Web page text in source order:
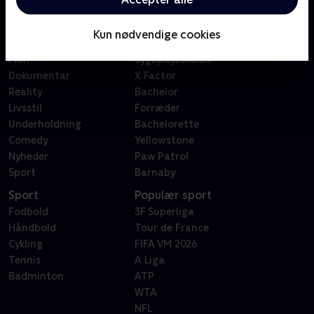
Kun nødvendige cookies
Kategorier
Film
Dokumentar
Reality
Livsstil
Underholdning
Comedy
Nyheder
Sport
Badehotellet
Sygeplejeskolen
X Factor
Bachelor
Forræder
Bachelorette
Yellowstone
Paw Patrol
Barnaby
Sport
Fodbold
Håndbold
Cykling
Tennis
Badminton
Populær sport
3F Superliga
Tour de France
FIFA VM 2026
A Liga
ATP
WTA
NFL